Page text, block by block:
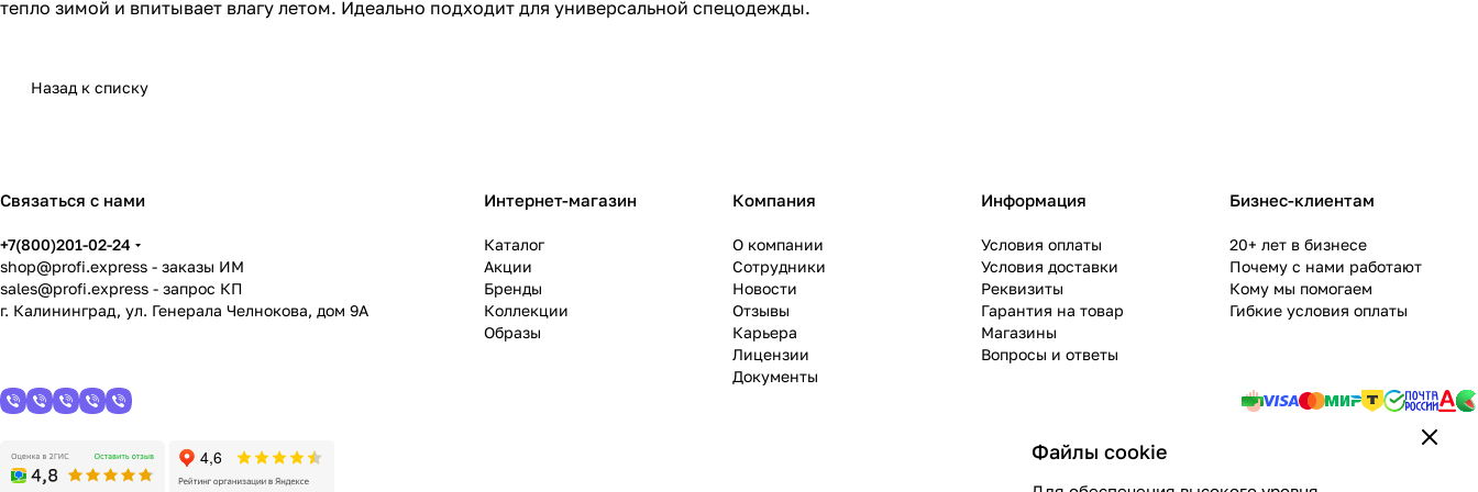
тепло зимой и впитывает влагу летом. Идеально подходит для универсальной спецодежды.
Назад к списку
Связаться с нами
+7(800)201-02-24
shop@profi.express - заказы ИМ
sales@profi.express - запрос КП
г. Калининград, ул. Генерала Челнокова, дом 9A
Интернет-магазин
Каталог
Акции
Бренды
Коллекции
Образы
Компания
О компании
Сотрудники
Новости
Отзывы
Карьера
Лицензии
Документы
Информация
Условия оплаты
Условия доставки
Реквизиты
Гарантия на товар
Магазины
Вопросы и ответы
Бизнес-клиентам
20+ лет в бизнесе
Почему с нами работают
Кому мы помогаем
Гибкие условия оплаты
Файлы cookie